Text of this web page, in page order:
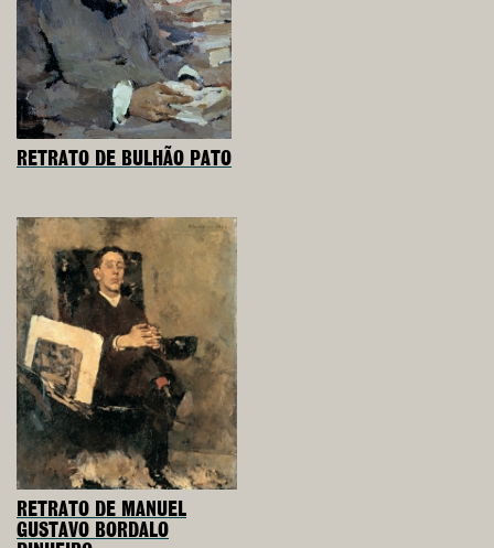
RETRATO DE BULHÃO PATO
RETRATO DE MANUEL
GUSTAVO BORDALO